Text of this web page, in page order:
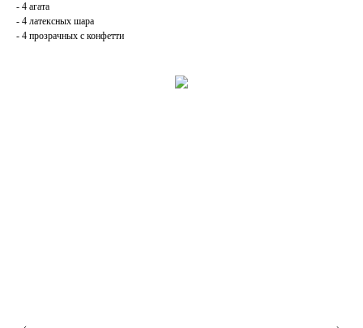
- 4 агата
- 4 латексных шара
- 4 прозрачных с конфетти